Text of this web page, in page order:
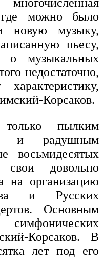
где можно было
новую музыку,
пьесу,
о музыкальных
недостаточно,
Корсаков.
пылким
и радушным
восьмидесятых
довольно
на организацию
и Русских
Основным
Корсаков. В
лет под его